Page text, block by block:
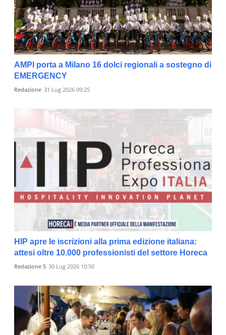
AMPI porta a Milano 16 dolci regionali a sostegno di
EMERGENCY
Redazione 31 Lug 2026 09:25
HIP apre le iscrizioni alla prima edizione italiana:
attesi oltre 10.000 professionisti del settore Horeca
Redazione 5 30 Lug 2026 10:50